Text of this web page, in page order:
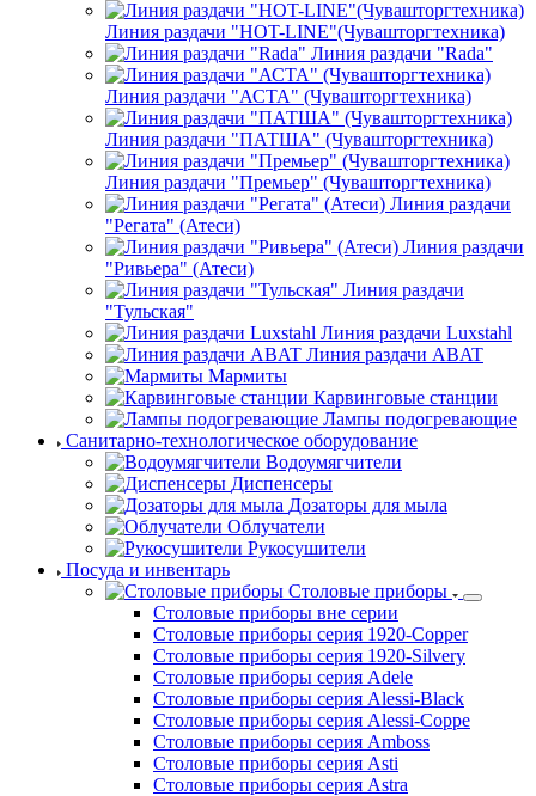
Линия раздачи "HOT-LINE"(Чувашторгтехника)
Линия раздачи "Rada"
Линия раздачи "АСТА" (Чувашторгтехника)
Линия раздачи "ПАТША" (Чувашторгтехника)
Линия раздачи "Премьер" (Чувашторгтехника)
Линия раздачи
"Регата" (Атеси)
Линия раздачи
"Ривьера" (Атеси)
Линия раздачи
"Тульская"
Линия раздачи Luxstahl
Линия раздачи ABAT
Мармиты
Карвинговые станции
Лампы подогревающие
Санитарно-технологическое оборудование
Водоумягчители
Диспенсеры
Дозаторы для мыла
Облучатели
Рукосушители
Посуда и инвентарь
Столовые приборы
Столовые приборы вне серии
Столовые приборы серия 1920-Copper
Столовые приборы серия 1920-Silvery
Столовые приборы серия Adele
Столовые приборы серия Alessi-Black
Столовые приборы серия Alessi-Coppe
Столовые приборы серия Amboss
Столовые приборы серия Asti
Столовые приборы серия Astra